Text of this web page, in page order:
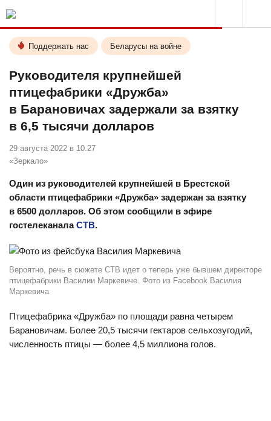
Поддержать нас Беларусы на войне
Руководителя крупнейшей
птицефабрики «Дружба»
в Барановичах задержали за взятку
в 6,5 тысячи долларов
29 августа 2022 в 10.27
«Зеркало»
Один из руководителей крупнейшей в Брестской
области птицефабрики «Дружба» задержан за взятку
в 6500 долларов. Об этом сообщили в эфире
гостелеканалаСТВ.
Вероятно, речь в сюжете СТВ идет о теперь уже бывшем директоре
птицефабрики Василии Маркевиче. Фото из Facebook Василия
Маркевича
Птицефабрика «Дружба» по площади равна четырем
Барановичам. Более 20,5 тысячи гектаров сельхозугодий,
численность птицы — более 4,5 миллиона голов.